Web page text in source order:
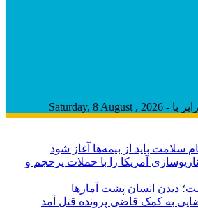
سلامت باید از بیمه‌ها آغاز شود
آمریکا را با حملات پرحجم‌‌ و
دیدن انسان پشت آمارها
به کمک قاضی پرونده قتل آمد